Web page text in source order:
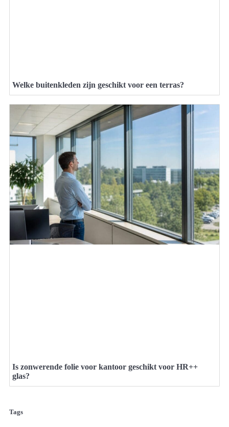
Welke buitenkleden zijn geschikt voor een terras?
Is zonwerende folie voor kantoor geschikt voor HR++
glas?
Tags